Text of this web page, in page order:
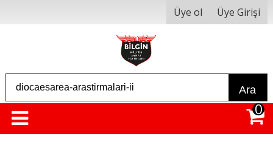
Üye ol Üye Girişi
Ara
0